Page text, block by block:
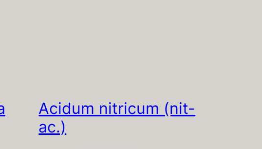
Acidum nitricum (nit-
ac.)